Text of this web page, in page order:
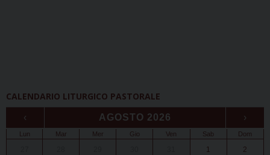
CALENDARIO LITURGICO PASTORALE
‹ AGOSTO 2026 ›
Lun Mar Mer Gio Ven Sab Dom
1 2